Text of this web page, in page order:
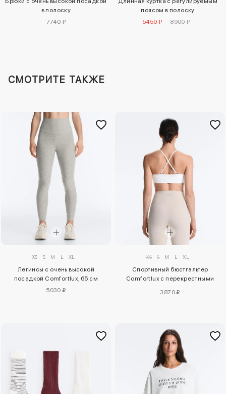
в полоску
7740 ₽
поясом в полоску
5450 ₽
8900 ₽
СМОТРИТЕ ТАКЖЕ
XS S M L XL
Легинсы с очень высокой
посадкой Comfortlux, 65 см
5030 ₽
XS S M L XL
Спортивный бюстгальтер
Comfortlux с перекрестными
3870 ₽